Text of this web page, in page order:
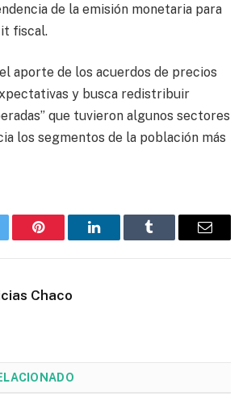
de la emisión monetaria para
fiscal.
aporte de los acuerdos de precios
y busca redistribuir
que tuvieron algunos sectores
los segmentos de la población más
Pinterest LinkedInTumblr Email
Chaco